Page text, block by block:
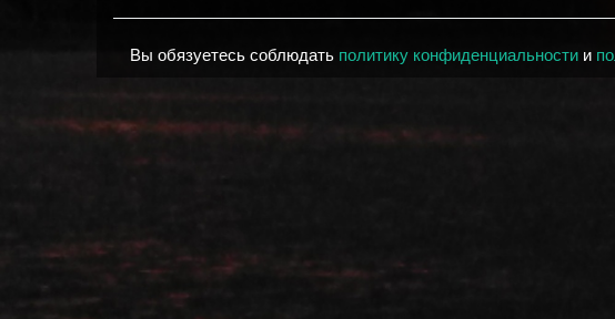
Вы обязуетесь соблюдать политику конфиденциальности и